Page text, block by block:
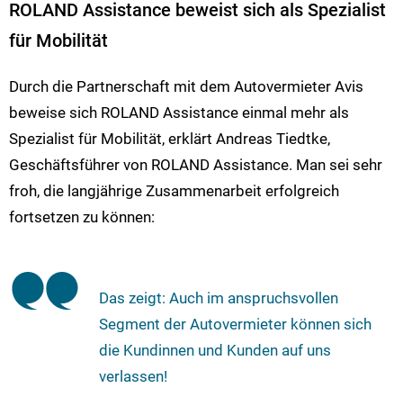
ROLAND Assistance beweist sich als Spezialist
für Mobilität
Durch die Partnerschaft mit dem Autovermieter Avis
beweise sich ROLAND Assistance einmal mehr als
Spezialist für Mobilität, erklärt Andreas Tiedtke,
Geschäftsführer von ROLAND Assistance. Man sei sehr
froh, die langjährige Zusammenarbeit erfolgreich
fortsetzen zu können:
Das zeigt: Auch im anspruchsvollen
Segment der Autovermieter können sich
die Kundinnen und Kunden auf uns
verlassen!